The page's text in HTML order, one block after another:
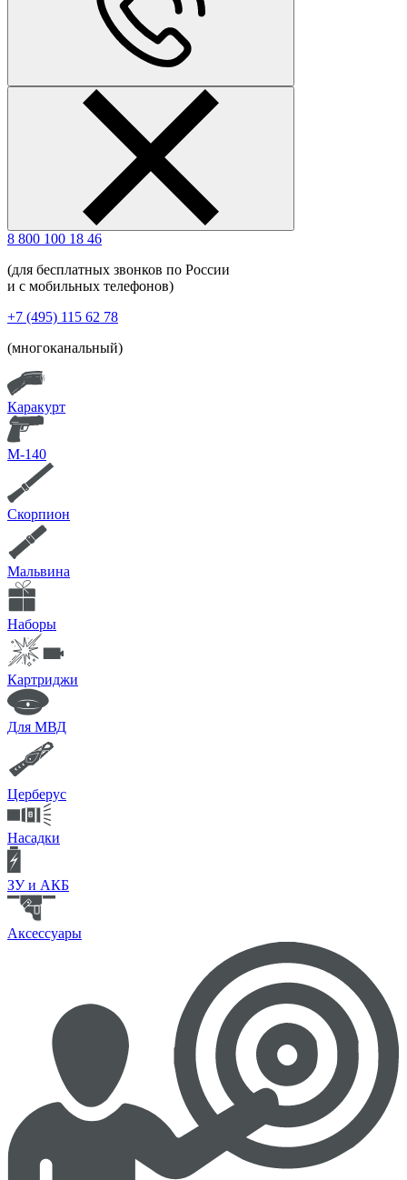
8 800 100 18 46
(для бесплатных звонков по России
и с мобильных телефонов)
+7 (495) 115 62 78
(многоканальный)
Каракурт
М-140
Скорпион
Мальвина
Наборы
Картриджи
Для МВД
Церберус
Насадки
ЗУ и АКБ
Аксессуары